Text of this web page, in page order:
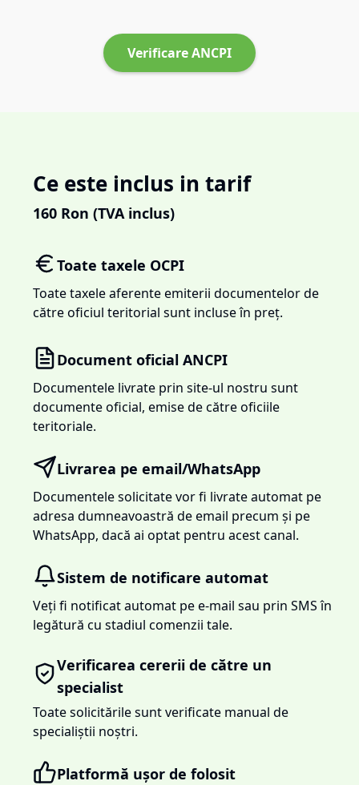
Verificare ANCPI
Ce este inclus in tarif
160 Ron (TVA inclus)
Toate taxele OCPI
Toate taxele aferente emiterii documentelor de
către oficiul teritorial sunt incluse în preț.
Document oficial ANCPI
Documentele livrate prin site-ul nostru sunt
documente oficial, emise de către oficiile
teritoriale.
Livrarea pe email/WhatsApp
Documentele solicitate vor fi livrate automat pe
adresa dumneavoastră de email precum și pe
WhatsApp, dacă ai optat pentru acest canal.
Sistem de notificare automat
Veți fi notificat automat pe e-mail sau prin SMS în
legătură cu stadiul comenzii tale.
Verificarea cererii de către un
specialist
Toate solicitările sunt verificate manual de
specialiștii noștri.
Platformă ușor de folosit